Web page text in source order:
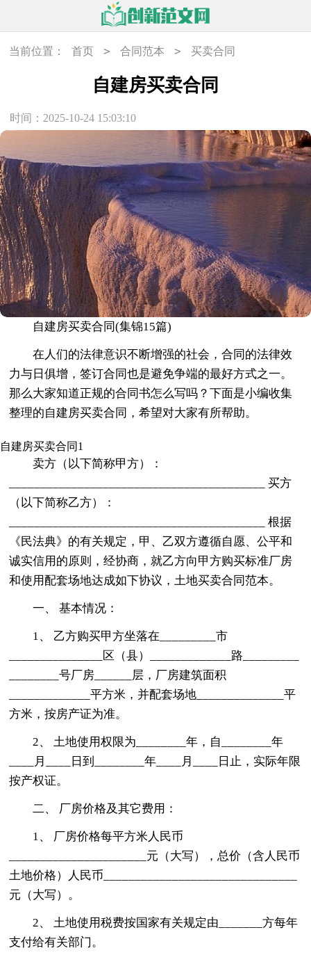
当前位置： 首页 > 合同范本 > 买卖合同
自建房买卖合同
时间：2025-10-24 15:03:10
自建房买卖合同(集锦15篇)
在人们的法律意识不断增强的社会，合同的法律效
力与日俱增，签订合同也是避免争端的最好方式之一。
那么大家知道正规的合同书怎么写吗？下面是小编收集
整理的自建房买卖合同，希望对大家有所帮助。
自建房买卖合同1
卖方（以下简称甲方）：
_________________________________________ 买方
（以下简称乙方）：
_________________________________________ 根据
《民法典》的有关规定，甲、乙双方遵循自愿、公平和
诚实信用的原则，经协商，就乙方向甲方购买标准厂房
和使用配套场地达成如下协议，土地买卖合同范本。
一、 基本情况：
1、 乙方购买甲方坐落在_________市
_______________区（县）_____________路_________
________号厂房______层，厂房建筑面积
_____________平方米，并配套场地______________平
方米，按房产证为准。
2、 土地使用权限为________年，自________年
____月____日到________年____月____日止，实际年限
按产权证。
二、 厂房价格及其它费用：
1、 厂房价格每平方米人民币
______________________元（大写），总价（含人民币
土地价格）人民币_______________________________
元（大写）。
2、 土地使用税费按国家有关规定由_______方每年
支付给有关部门。